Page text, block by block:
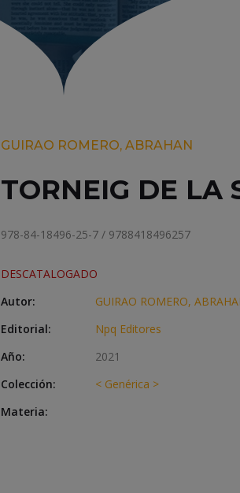
GUIRAO ROMERO, ABRAHAN
TORNEIG DE LA
978-84-18496-25-7 / 9788418496257
DESCATALOGADO
Autor:
GUIRAO ROMERO,
Editorial:
Npq Editores
Año:
2021
Colección:
< Genérica >
Materia: